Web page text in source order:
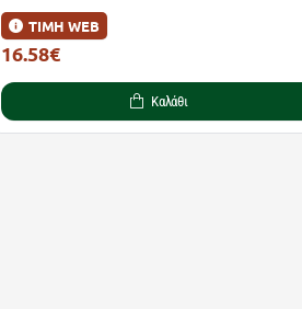
ΤΙΜΗ WEB
16.58€
Καλάθι